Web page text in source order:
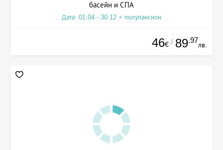
басейн и СПА
Дата: 01.04 - 30.12 + полупансион
46€ / 89.97
лв.